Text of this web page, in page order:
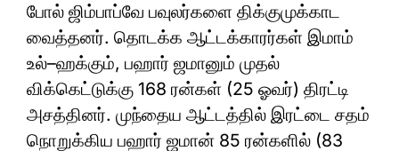
போல் ஜிம்பாப்வே பவுலர்களை திக்குமுக்காட
வைத்தனர். தொடக்க ஆட்டக்காரர்கள் இமாம்
உல்–ஹக்கும், பஹார் ஜமானும் முதல்
விக்கெட்டுக்கு 168 ரன்கள் (25 ஓவர்) திரட்டி
அசத்தினர். முந்தைய ஆட்டத்தில் இரட்டை சதம்
நொறுக்கிய பஹார் ஜமான் 85 ரன்களில் (83